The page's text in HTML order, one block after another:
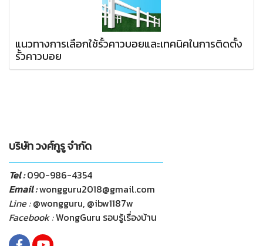
แนวทางการเลือกใช้รั้วคาวบอยและเทคนิคในการติดตั้ง
รั้วคาวบอย
บริษัท วงศ์กูรู จำกัด
Tel :090-986-4354
Email :wongguru2018@gmail.com
Line :@wongguru, @ibw1187w
Facebook :WongGuru รอบรู้เรื่องบ้าน